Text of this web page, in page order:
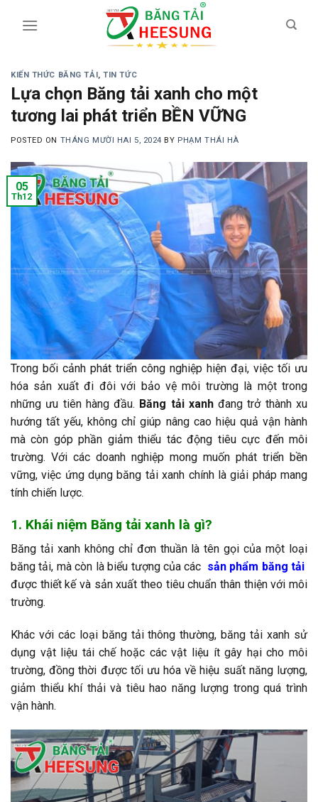
KIẾN THỨC BĂNG TẢI,TIN TỨC
Lựa chọn Băng tải xanh cho một
tương lai phát triển BỀN VỮNG
POSTED ON THÁNG MƯỜI HAI 5, 2024 BY PHẠM THÁI HÀ
05
Th12
Trong bối cảnh phát triển công nghiệp hiện đại, việc tối ưu
hóa sản xuất đi đôi với bảo vệ môi trường là một trong
những ưu tiên hàng đầu. Băng tải xanhđang trở thành xu
hướng tất yếu, không chỉ giúp nâng cao hiệu quả vận hành
mà còn góp phần giảm thiểu tác động tiêu cực đến môi
trường. Với các doanh nghiệp mong muốn phát triển bền
vững, việc ứng dụng băng tải xanh chính là giải pháp mang
tính chiến lược.
1. Khái niệm Băng tải xanh là gì?
Băng tải xanh không chỉ đơn thuần là tên gọi của một loại
băng tải, mà còn là biểu tượng của các sản phẩm băng tải
được thiết kế và sản xuất theo tiêu chuẩn thân thiện với môi
trường.
Khác với các loại băng tải thông thường, băng tải xanh sử
dụng vật liệu tái chế hoặc các vật liệu ít gây hại cho môi
trường, đồng thời được tối ưu hóa về hiệu suất năng lượng,
giảm thiểu khí thải và tiêu hao năng lượng trong quá trình
vận hành.